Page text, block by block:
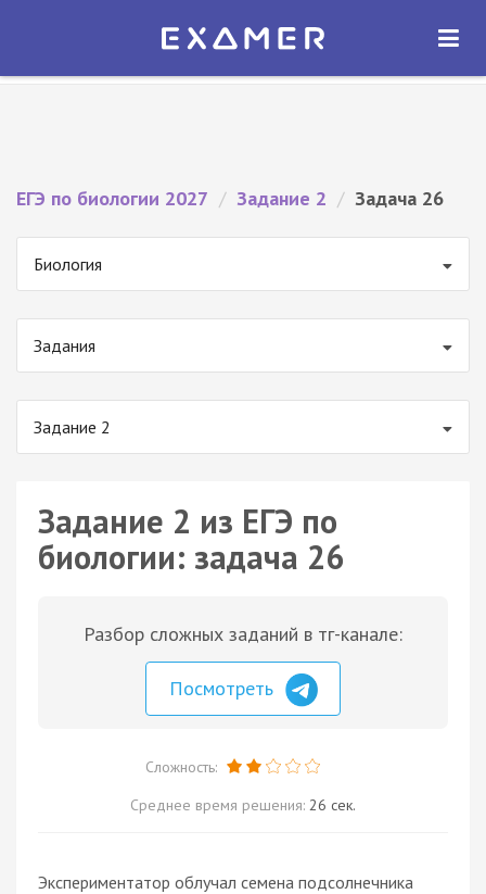
Экзамер — ЕГЭ 2027
ОТКРЫТЬ
ЕГЭ по биологии 2027 / Задание 2 / Задача 26
Биология
Задания
Задание 2
Задание 2 из ЕГЭ по
биологии: задача 26
Разбор сложных заданий в тг-канале:
Посмотреть
Сложность:
Среднее время решения: 26 сек.
Экспериментатор облучал семена подсолнечника